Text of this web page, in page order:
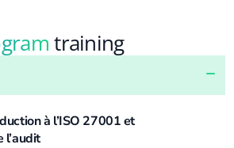
training
à l’ISO 27001 et
l’audit